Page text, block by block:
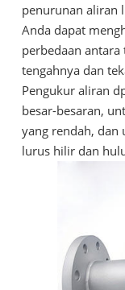
penurunan aliran
Anda dapat
perbedaan
tengahnya dan
Pengukur aliran
besar-besaran,
yang rendah, dan
lurus hilir dan